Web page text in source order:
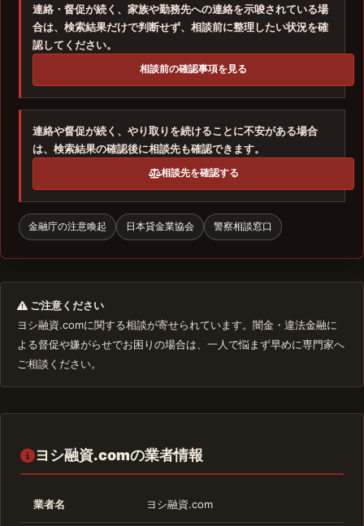
連絡・督促が続く、家族や勤務先への連絡を示唆されている場
合は、検索結果だけで判断せず、相談前に整理したい状況を確
認してください。
相談前の確認事項を見る
連絡や督促が続く、やり取りを続けることに不安がある場合
は、検索結果の確認後に相談先も確認できます。
相談先を確認する
金融庁の注意喚起 日本貸金業協会 警察相談窓口
ご注意ください
ヨシ融資.comに関する相談が寄せられています。闇金・違法金融に
よる督促や嫌がらせでお困りの場合は、一人で悩まず早めに専門家へ
ご相談ください。
ヨシ融資.comの業者情報
業者名 ヨシ融資.com